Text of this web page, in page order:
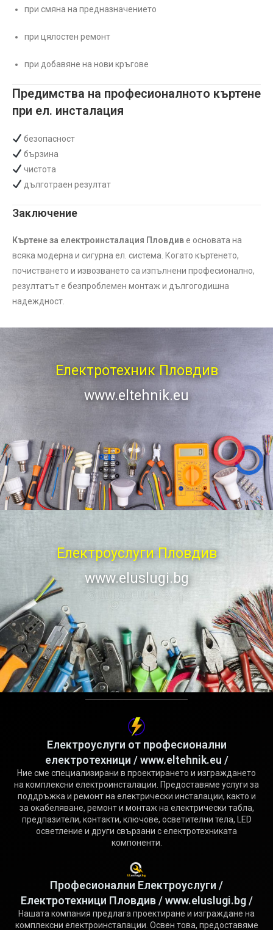
при смяна на предназначението
при цялостен ремонт
при добавяне на нови кръгове
Предимства на професионалното къртене
при ел. инсталация
безопасност
бързина
чистота
дълготраен резултат
Заключение
Къртене за електроинсталация Пловдиве основата на
всяка модерна и сигурна ел. система. Когато къртенето,
почистването и извозването са изпълнени професионално,
резултатът е безпроблемен монтаж и дългогодишна
надеждност.
Електротехник Пловдив
www.eltehnik.eu
Електроуслуги Пловдив
www.eluslugi.bg
Електроуслуги от професионални
електротехници / www.eltehnik.eu /
Ние сме специализирани в проектирането и изграждането
на комплексни електроинсталации. Предоставяме услуги за
поддръжка и ремонт на електрически инсталации, както и
за окабеляване, ремонт и монтаж на електрически табла,
предпазители, контакти, ключове, осветителни тела, LED
осветление и други свързани с електротехниката
компоненти.
Професионални Електроуслуги /
Електротехници Пловдив / www.eluslugi.bg /
Нашата компания предлага проектиране и изграждане на
комплексни електроинсталации. Освен това, предоставяме